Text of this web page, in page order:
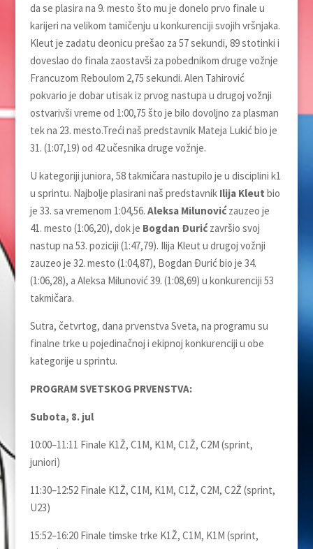
da se plasira na 9. mesto što mu je donelo prvo finale u
karijeri na velikom tamičenju u konkurenciji svojih vršnjaka.
Kleut je zadatu deonicu prešao za 57 sekundi, 89 stotinki i
doveslao do finala zaostavši za pobednikom druge vožnje
Francuzom Reboulom 2,75 sekundi. Alen Tahirović
pokvario je dobar utisak iz prvog nastupa u drugoj vožnji
ostvarivši vreme od 1:00,75 što je bilo dovoljno za plasman
tek na 23. mesto.Treći naš predstavnik Mateja Lukić bio je
31. (1:07,19) od 42 učesnika druge vožnje.
U kategoriji juniora, 58 takmičara nastupilo je u disciplini k1
u sprintu. Najbolje plasirani naš predstavnik Ilija Kleut bio
je 33. sa vremenom 1:04,56. Aleksa Milunovićzauzeo je
41. mesto (1:06,20), dok je Bogdan Đurićzavršio svoj
nastup na 53. poziciji (1:47,79). Ilija Kleut u drugoj vožnji
zauzeo je 32. mesto (1:04,87), Bogdan Đurić bio je 34.
(1:06,28), a Aleksa Milunović 39. (1:08,69) u konkurenciji 53
takmičara.
Sutra, četvrtog, dana prvenstva Sveta, na programu su
finalne trke u pojedinačnoj i ekipnoj konkurenciji u obe
kategorije u sprintu.
PROGRAM SVETSKOG PRVENSTVA:
Subota, 8. jul
10:00–11:11 Finale K1Ž, C1M, K1M, C1Ž, C2M (sprint,
juniori)
11:30–12:52 Finale K1Ž, C1M, K1M, C1Ž, C2M, C2Ž (sprint,
U23)
15:52–16:20 Finale timske trke K1Ž, C1M, K1M (sprint,